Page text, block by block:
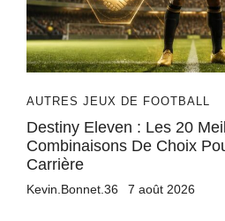
AUTRES JEUX DE FOOTBALL
Destiny Eleven : Les 20
Combinaisons De Choix
Carrière
Kevin.Bonnet.36 7 août 2026